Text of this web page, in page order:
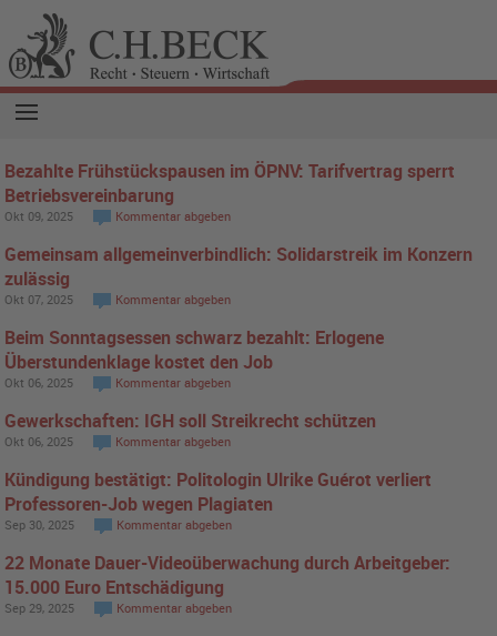
Bezahlte Frühstückspausen im ÖPNV: Tarifvertrag sperrt
Betriebsvereinbarung
Okt 09, 2025 Kommentar abgeben
Gemeinsam allgemeinverbindlich: Solidarstreik im Konzern
zulässig
Okt 07, 2025 Kommentar abgeben
Beim Sonntagsessen schwarz bezahlt: Erlogene
Überstundenklage kostet den Job
Okt 06, 2025 Kommentar abgeben
Gewerkschaften: IGH soll Streikrecht schützen
Okt 06, 2025 Kommentar abgeben
Kündigung bestätigt: Politologin Ulrike Guérot verliert
Professoren-Job wegen Plagiaten
Sep 30, 2025 Kommentar abgeben
22 Monate Dauer-Videoüberwachung durch Arbeitgeber:
15.000 Euro Entschädigung
Sep 29, 2025 Kommentar abgeben